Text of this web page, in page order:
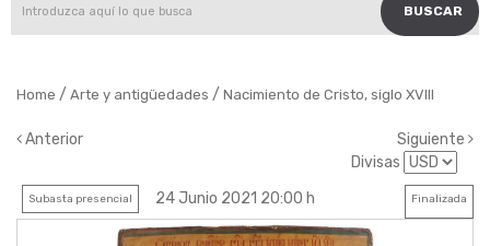
BUSCAR
Home / Arte y antigüedades / Nacimiento de Cristo, siglo XVIII
Anterior
Siguiente
Divisas
Subasta presencial 24 Junio 2021 20:00 h Finalizada